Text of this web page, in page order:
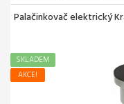
Palačinkovač elektrický
AKCE!
SKLADEM